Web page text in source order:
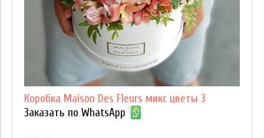
Коробка Maison Des Fleurs микс цветы 3
Заказать по WhatsApp